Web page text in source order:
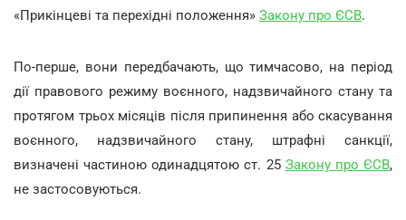
«Прикінцеві та перехідні положення» Закону про ЄСВ.
По-перше, вони передбачають, що тимчасово, на період
дії правового режиму воєнного, надзвичайного стану та
протягом трьох місяців після припинення або скасування
воєнного, надзвичайного стану, штрафні санкції,
визначені частиною одинадцятою ст. 25 Закону про ЄСВ,
не застосовуються.